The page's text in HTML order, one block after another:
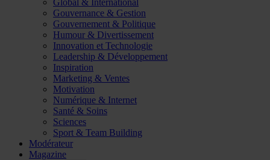
Global & International
Gouvernance & Gestion
Gouvernement & Politique
Humour & Divertissement
Innovation et Technologie
Leadership & Développement
Inspiration
Marketing & Ventes
Motivation
Numérique & Internet
Santé & Soins
Sciences
Sport & Team Building
Modérateur
Magazine